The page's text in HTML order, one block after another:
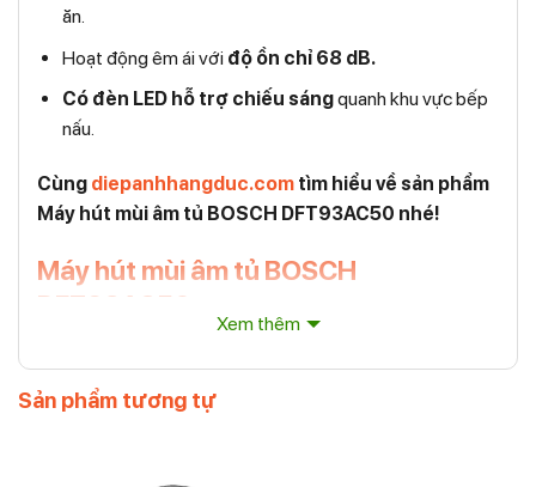
ăn.
Hoạt động êm ái với độ ồn chỉ 68 dB.
Có đèn LED hỗ trợ chiếu sángquanh khu vực bếp
nấu.
Cùng diepanhhangduc.com tìm hiểu về sản phẩm
Máy hút mùi âm tủ BOSCH DFT93AC50 nhé!
Máy hút mùi âm tủ BOSCH
DFT93AC50
Xem thêm
Sản phẩm tương tự